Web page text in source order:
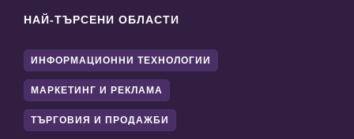
НАЙ-ТЪРСЕНИ ОБЛАСТИ
ИНФОРМАЦИОННИ ТЕХНОЛОГИИ
МАРКЕТИНГ И РЕКЛАМА
ТЪРГОВИЯ И ПРОДАЖБИ